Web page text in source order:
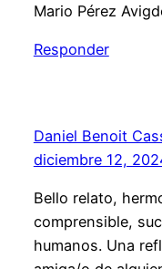
Mario Pérez
Responder
Daniel Benoit
diciembre 12,
Bello relato,
comprensible,
humanos. Una